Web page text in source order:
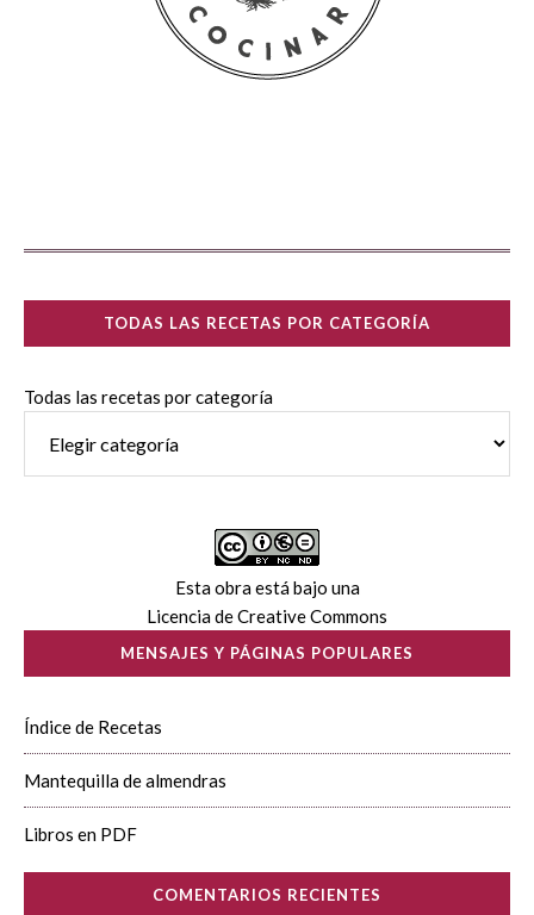
TODAS LAS RECETAS POR CATEGORÍA
Todas las recetas por categoría
Esta obra está bajo una
Licencia de Creative Commons
MENSAJES Y PÁGINAS POPULARES
Índice de Recetas
Mantequilla de almendras
Libros en PDF
COMENTARIOS RECIENTES